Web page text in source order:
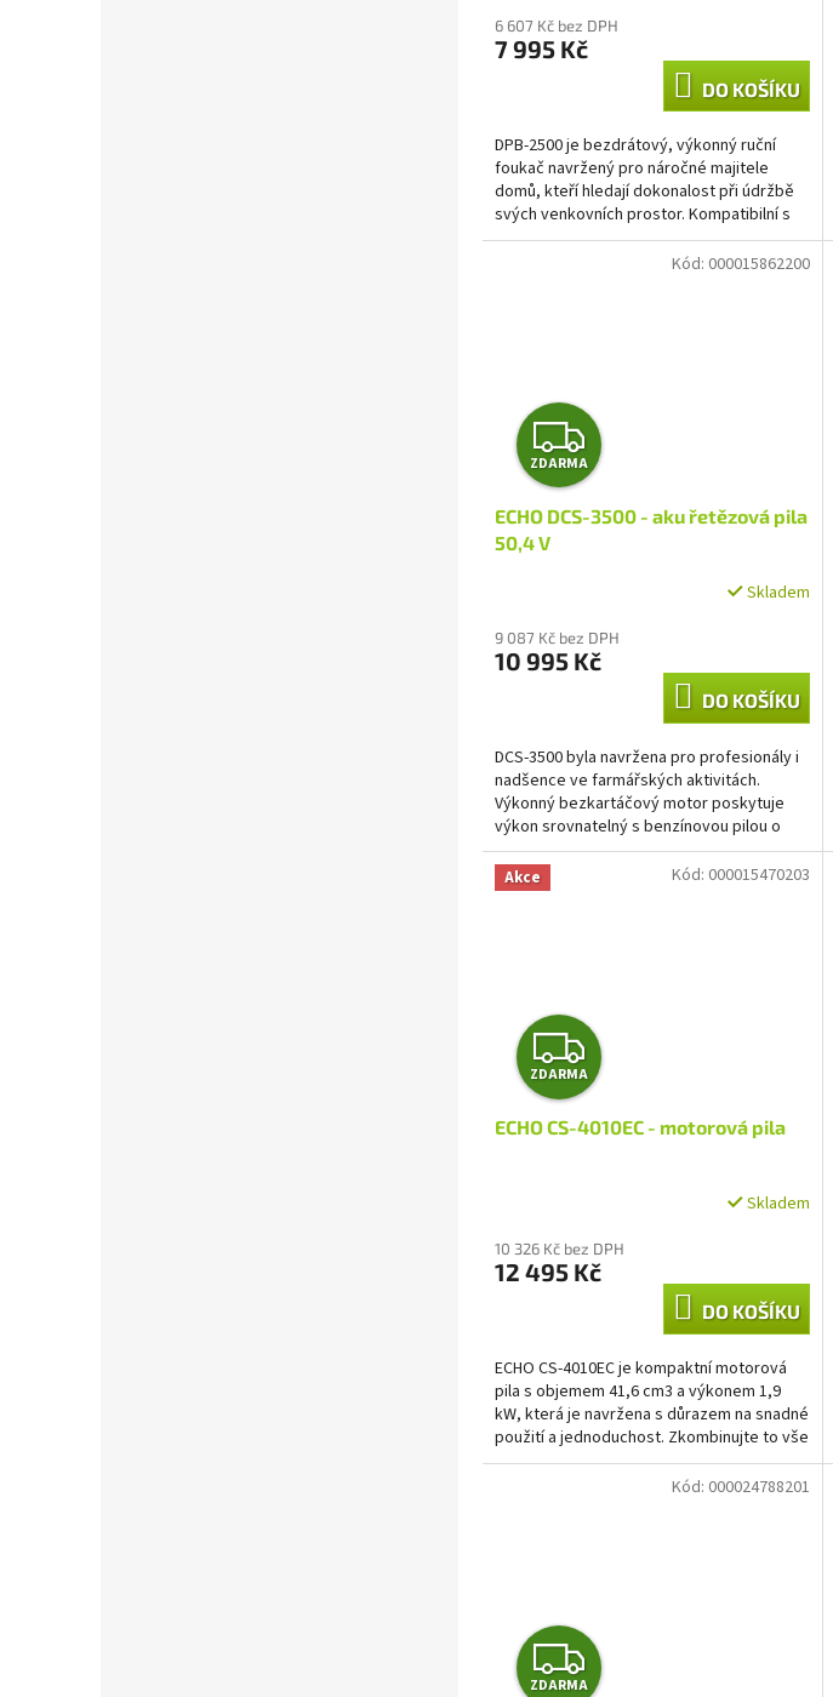
6 607 Kč bez DPH
7 995 Kč
DO KOŠÍKU
DPB-2500 je bezdrátový, výkonný ruční
foukač navržený pro náročné majitele
domů, kteří hledají dokonalost při údržbě
svých venkovních prostor. Kompatibilní s
bateriovou...
Z
D
A
M
ZDARMA
ECHO DCS-3500 - aku řetězová pila
50,4 V
Skladem
9 087 Kč bez DPH
10 995 Kč
DO KOŠÍKU
DCS-3500 byla navržena pro profesionály i
nadšence ve farmářských aktivitách.
Výkonný bezkartáčový motor poskytuje
výkon srovnatelný s benzínovou pilou o
objemu 35 - 40 cm3 a...
Kód: 000015862200
Akce
Z
D
A
M
ZDARMA
ECHO CS-4010EC - motorová pila
Skladem
10 326 Kč bez DPH
12 495 Kč
DO KOŠÍKU
ECHO CS-4010EC je kompaktní motorová
pila s objemem 41,6 cm3 a výkonem 1,9
kW, která je navržena s důrazem na snadné
použití a jednoduchost. Zkombinujte to vše
s kvalitou,...
Kód: 000015470203
Z
ZDARMA
Kód: 000024788201